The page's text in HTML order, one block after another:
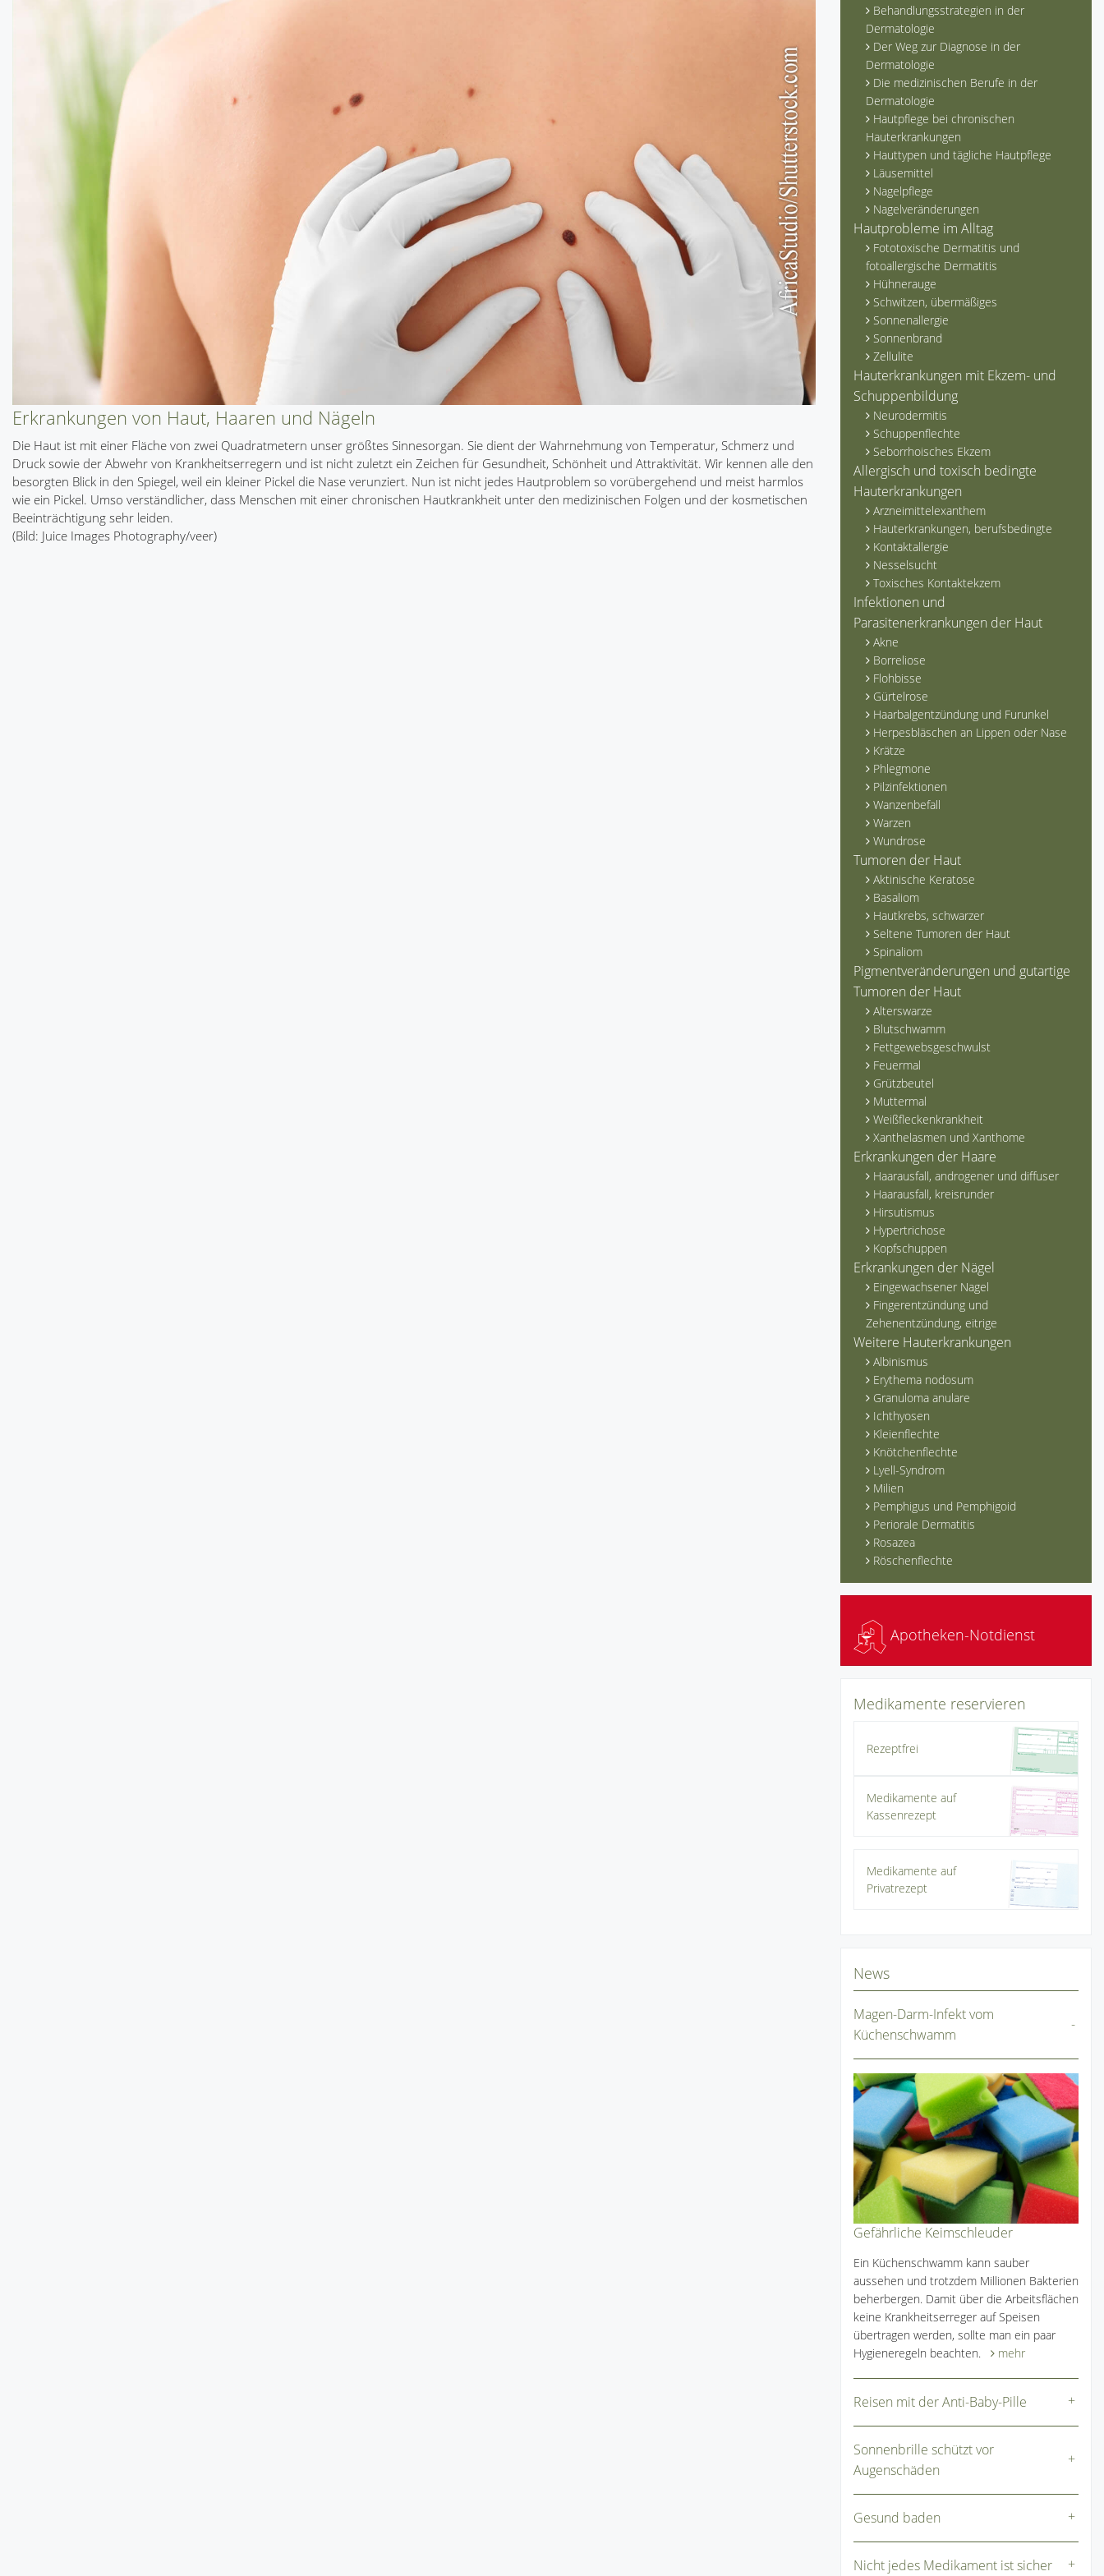
Erkrankungen von Haut, Haaren und Nägeln
Die Haut ist mit einer Fläche von zwei Quadratmetern unser größtes Sinnesorgan. Sie dient der Wahrnehmung von Temperatur, Schmerz und
Druck sowie der Abwehr von Krankheitserregern und ist nicht zuletzt ein Zeichen für Gesundheit, Schönheit und Attraktivität. Wir kennen alle den
besorgten Blick in den Spiegel, weil ein kleiner Pickel die Nase verunziert. Nun ist nicht jedes Hautproblem so vorübergehend und meist harmlos
wie ein Pickel. Umso verständlicher, dass Menschen mit einer chronischen Hautkrankheit unter den medizinischen Folgen und der kosmetischen
Beeinträchtigung sehr leiden.
(Bild: Juice Images Photography/veer)
Behandlungsstrategien in der
Dermatologie
Der Weg zur Diagnose in der
Dermatologie
Die medizinischen Berufe in der
Dermatologie
Hautpflege bei chronischen
Hauterkrankungen
Hauttypen und tägliche Hautpflege
Läusemittel
Nagelpflege
Nagelveränderungen
Hautprobleme im Alltag
Fototoxische Dermatitis und
fotoallergische Dermatitis
Hühnerauge
Schwitzen, übermäßiges
Sonnenallergie
Sonnenbrand
Zellulite
Hauterkrankungen mit Ekzem- und
Schuppenbildung
Neurodermitis
Schuppenflechte
Seborrhoisches Ekzem
Allergisch und toxisch bedingte
Hauterkrankungen
Arzneimittelexanthem
Hauterkrankungen, berufsbedingte
Kontaktallergie
Nesselsucht
Toxisches Kontaktekzem
Infektionen und
Parasitenerkrankungen der Haut
Akne
Borreliose
Flohbisse
Gürtelrose
Haarbalgentzündung und Furunkel
Herpesbläschen an Lippen oder Nase
Krätze
Phlegmone
Pilzinfektionen
Wanzenbefall
Warzen
Wundrose
Tumoren der Haut
Aktinische Keratose
Basaliom
Hautkrebs, schwarzer
Seltene Tumoren der Haut
Spinaliom
Pigmentveränderungen und gutartige
Tumoren der Haut
Alterswarze
Blutschwamm
Fettgewebsgeschwulst
Feuermal
Grützbeutel
Muttermal
Weißfleckenkrankheit
Xanthelasmen und Xanthome
Erkrankungen der Haare
Haarausfall, androgener und diffuser
Haarausfall, kreisrunder
Hirsutismus
Hypertrichose
Kopfschuppen
Erkrankungen der Nägel
Eingewachsener Nagel
Fingerentzündung und
Zehenentzündung, eitrige
Weitere Hauterkrankungen
Albinismus
Erythema nodosum
Granuloma anulare
Ichthyosen
Kleienflechte
Knötchenflechte
Lyell-Syndrom
Milien
Pemphigus und Pemphigoid
Periorale Dermatitis
Rosazea
Röschenflechte
Apotheken-Notdienst
Medikamente reservieren
Rezeptfrei
Medikamente auf
Kassenrezept
Medikamente auf
Privatrezept
News
Magen-Darm-Infekt vom
Küchenschwamm
Gefährliche Keimschleuder
Ein Küchenschwamm kann sauber
aussehen und trotzdem Millionen Bakterien
beherbergen. Damit über die Arbeitsflächen
keine Krankheitserreger auf Speisen
übertragen werden, sollte man ein paar
Hygieneregeln beachten.
mehr
Reisen mit der Anti-Baby-Pille
Sonnenbrille schützt vor
Augenschäden
Gesund baden
Nicht jedes Medikament ist sicher